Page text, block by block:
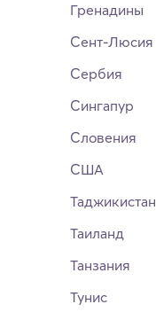
Гренадины
Сент-Люсия
Сербия
Сингапур
Словения
США
Таджикистан
Таиланд
Танзания
Тунис